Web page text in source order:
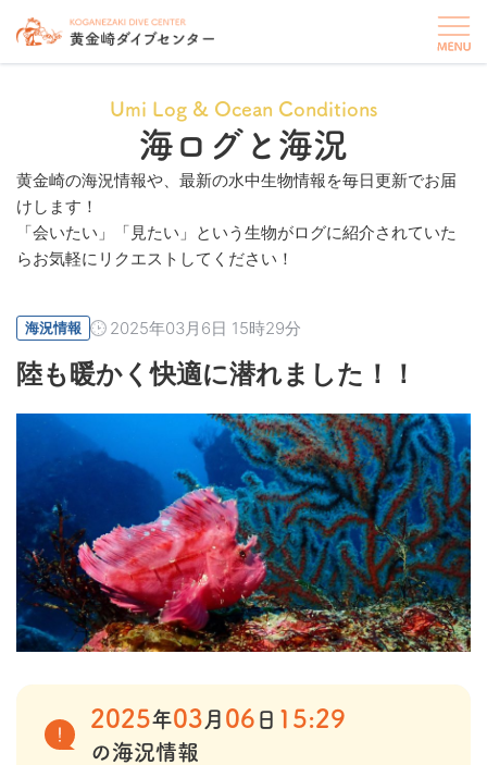
Umi Log & Ocean Conditions
海ログと海況
黄金崎の海況情報や、最新の水中生物情報を毎日更新でお届
けします！
「会いたい」「見たい」という生物がログに紹介されていた
らお気軽にリクエストしてください！
海況情報 2025年03月6日 15時29分
陸も暖かく快適に潜れました！！
2025年03 月 06 日 15:29
の海況情報